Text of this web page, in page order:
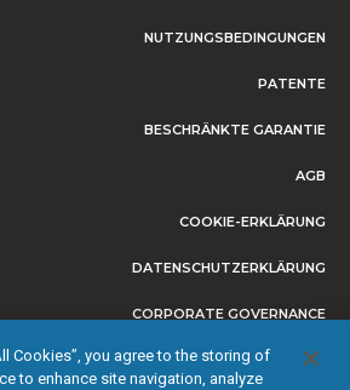
NUTZUNGSBEDINGUNGEN
PATENTE
BESCHRÄNKTE GARANTIE
AGB
COOKIE-ERKLÄRUNG
DATENSCHUTZERKLÄRUNG
CORPORATE GOVERNANCE
IMPRESSUM
Cookies”, you agree to the storing of
to enhance site navigation, analyze